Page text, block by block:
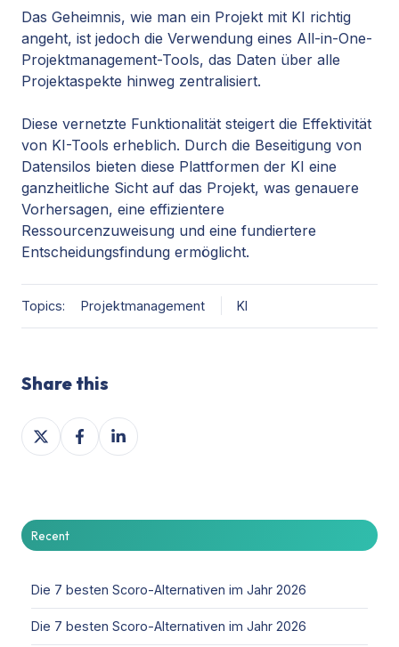
Das Geheimnis, wie man ein Projekt mit KI richtig
angeht, ist jedoch die Verwendung eines All-in-One-
Projektmanagement-Tools, das Daten über alle
Projektaspekte hinweg zentralisiert.
Diese vernetzte Funktionalität steigert die Effektivität
von KI-Tools erheblich. Durch die Beseitigung von
Datensilos bieten diese Plattformen der KI eine
ganzheitliche Sicht auf das Projekt, was genauere
Vorhersagen, eine effizientere
Ressourcenzuweisung und eine fundiertere
Entscheidungsfindung ermöglicht.
Topics: Projektmanagement KI
Share this
Share
on
Share
on
Share
on
Recent
Die 7 besten Scoro-Alternativen im Jahr 2026
Die 7 besten Scoro-Alternativen im Jahr 2026